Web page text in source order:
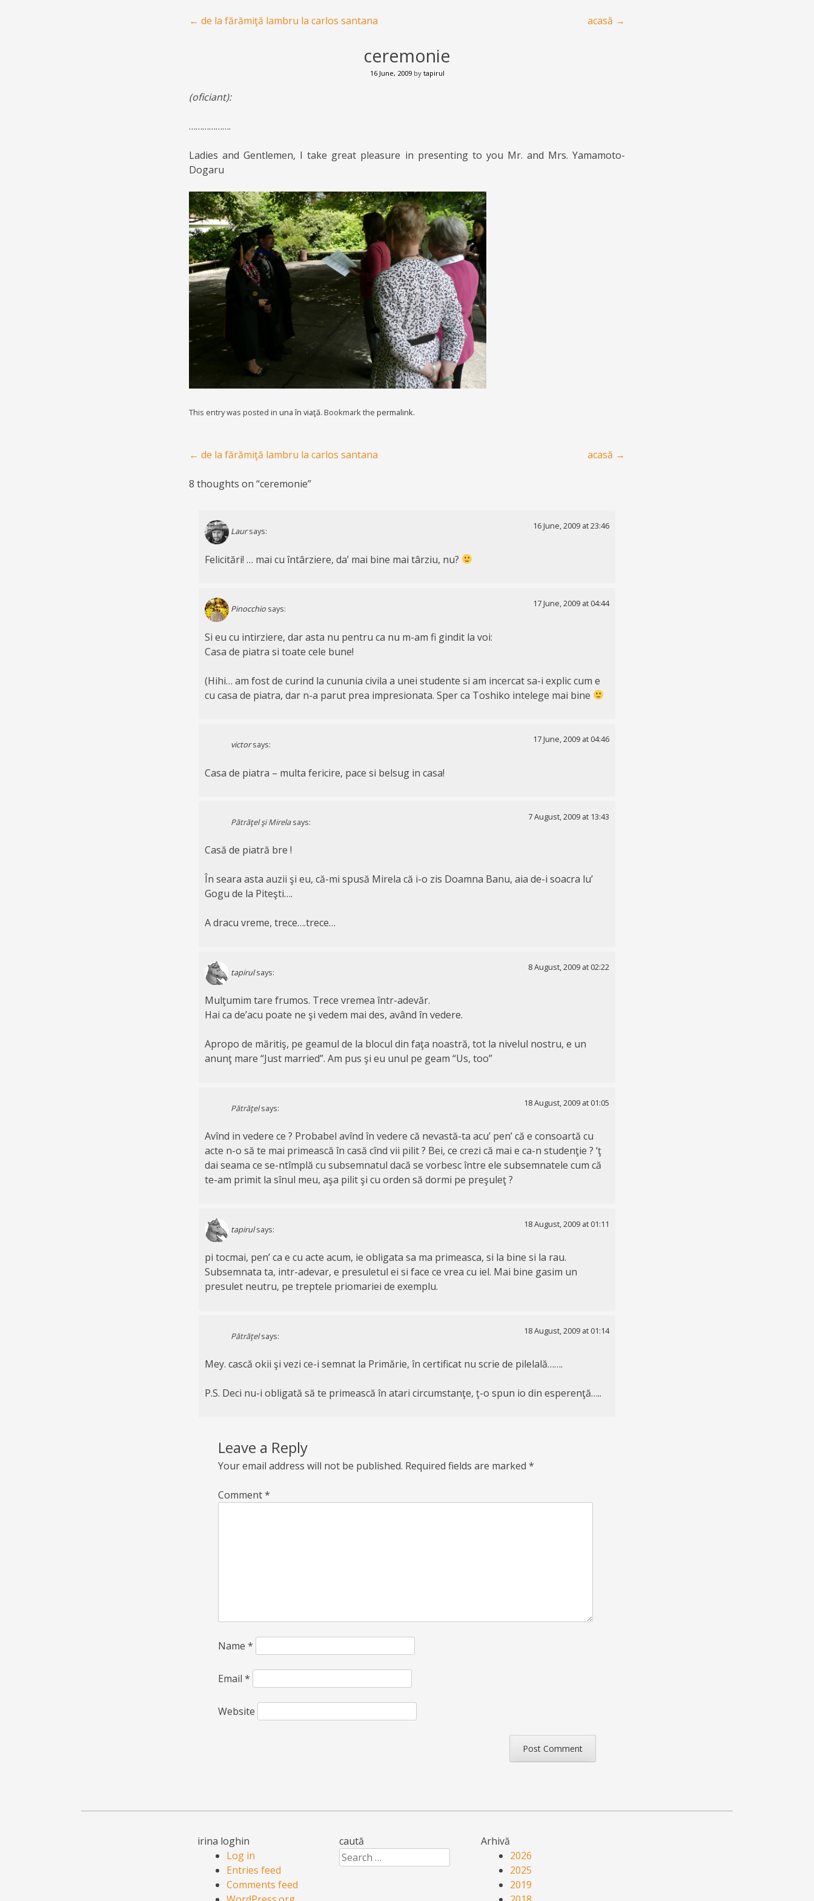
Post navigation
← de la fărămiţă lambru la carlos santana acasă →
ceremonie
16 June, 2009by tapirul
(oficiant):
……………….
Ladies and Gentlemen, I take great pleasure in presenting to you Mr. and Mrs. Yamamoto-
Dogaru
This entry was posted in una în viaţă. Bookmark the permalink.
Post navigation
← de la fărămiţă lambru la carlos santana acasă →
8 thoughts on “ceremonie”
Laur says:
16 June, 2009 at 23:46
Felicitări! … mai cu întârziere, da’ mai bine mai târziu, nu?
Pinocchio says:
17 June, 2009 at 04:44
Si eu cu intirziere, dar asta nu pentru ca nu m-am fi gindit la voi:
Casa de piatra si toate cele bune!
(Hihi… am fost de curind la cununia civila a unei studente si am incercat sa-i explic cum e
cu casa de piatra, dar n-a parut prea impresionata. Sper ca Toshiko intelege mai bine
victor says:
17 June, 2009 at 04:46
Casa de piatra – multa fericire, pace si belsug in casa!
Pătrăţel şi Mirela says:
7 August, 2009 at 13:43
Casă de piatră bre !
În seara asta auzii şi eu, că-mi spusă Mirela că i-o zis Doamna Banu, aia de-i soacra lu’
Gogu de la Piteşti….
A dracu vreme, trece….trece…
tapirul says:
8 August, 2009 at 02:22
Mulţumim tare frumos. Trece vremea într-adevăr.
Hai ca de’acu poate ne şi vedem mai des, având în vedere.
Apropo de măritiş, pe geamul de la blocul din faţa noastră, tot la nivelul nostru, e un
anunţ mare “Just married”. Am pus şi eu unul pe geam “Us, too”
Pătrăţel says:
18 August, 2009 at 01:05
Avînd in vedere ce ? Probabel avînd în vedere că nevastă-ta acu’ pen’ că e consoartă cu
acte n-o să te mai primească în casă cînd vii pilit ? Bei, ce crezi că mai e ca-n studenţie ? ‘ţ
dai seama ce se-ntîmplă cu subsemnatul dacă se vorbesc între ele subsemnatele cum că
te-am primit la sînul meu, aşa pilit şi cu orden să dormi pe preşuleţ ?
tapirul says:
18 August, 2009 at 01:11
pi tocmai, pen’ ca e cu acte acum, ie obligata sa ma primeasca, si la bine si la rau.
Subsemnata ta, intr-adevar, e presuletul ei si face ce vrea cu iel. Mai bine gasim un
presulet neutru, pe treptele priomariei de exemplu.
Pătrăţel says:
18 August, 2009 at 01:14
Mey. cască okii şi vezi ce-i semnat la Primărie, în certificat nu scrie de pilelală…….
P.S. Deci nu-i obligată să te primească în atari circumstanţe, ţ-o spun io din esperenţă…..
Leave a Reply
Your email address will not be published. Required fields are marked *
Comment*
Name *
Email *
Website
irina loghin
Log in
Entries feed
Comments feed
caută
Search
Arhivă
2026
2025
2019